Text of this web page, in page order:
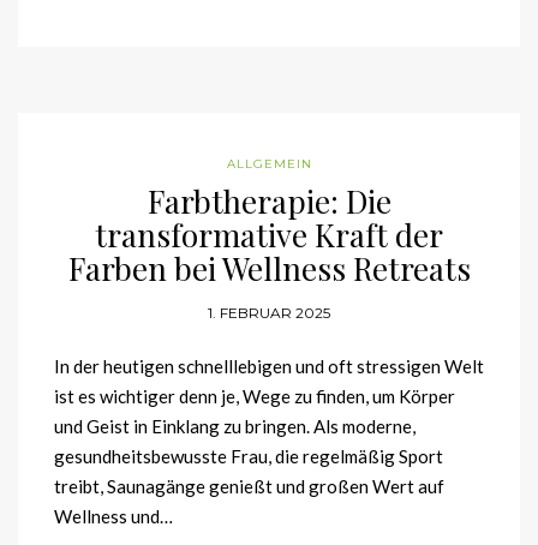
ALLGEMEIN
Farbtherapie: Die
transformative Kraft der
Farben bei Wellness Retreats
1. FEBRUAR 2025
In der heutigen schnelllebigen und oft stressigen Welt
ist es wichtiger denn je, Wege zu finden, um Körper
und Geist in Einklang zu bringen. Als moderne,
gesundheitsbewusste Frau, die regelmäßig Sport
treibt, Saunagänge genießt und großen Wert auf
Wellness und…